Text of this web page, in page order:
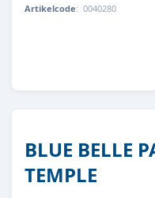
Artikelcode: 0040280
BLUE BELLE
TEMPLE